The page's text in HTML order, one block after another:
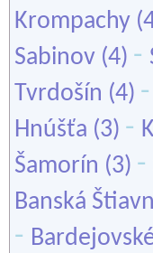
Krompachy
Sabinov (4) -
Tvrdošín (4) -
Hnúšťa (3) -
Šamorín (3) -
Banská
-